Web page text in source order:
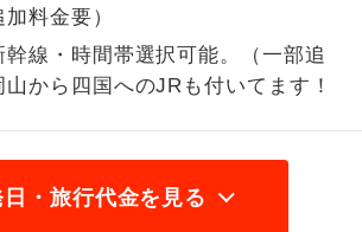
料金要）
線・時間帯選択可能。（一部追
から四国へのJRも付いてます！
日・旅行代金を見る
す。
おひとり様限定でご参加いただけるコー